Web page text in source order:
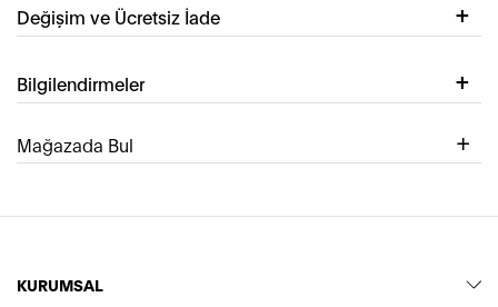
Değişim ve Ücretsiz İade
Bilgilendirmeler
Mağazada Bul
KURUMSAL